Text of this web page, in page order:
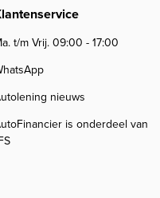
t/m Vrij. 09:00 - 17:00
nieuws
is onderdeel van